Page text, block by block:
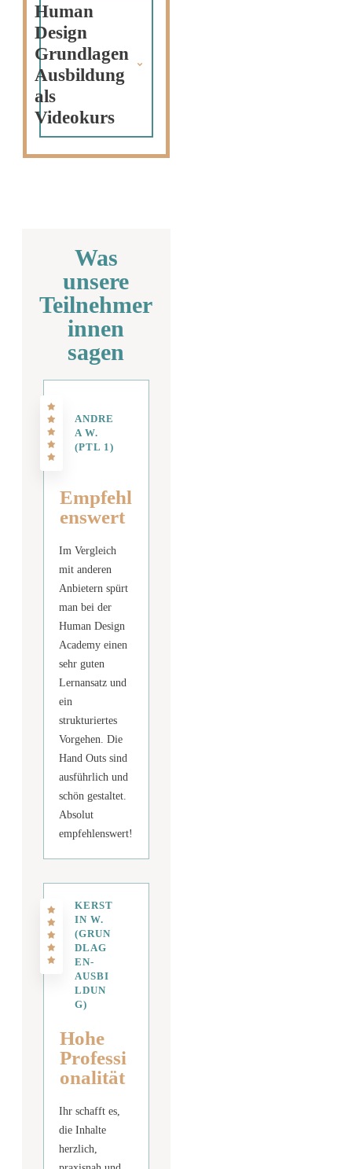
Human
Design
Grundlagen
Ausbildung
als
Videokurs
Was
unsere
Teilnehmer
innen
sagen
ANDRE
A W.
(PTL 1)
Empfehl
enswert
Im Vergleich
mit anderen
Anbietern spürt
man bei der
Human Design
Academy einen
sehr guten
Lernansatz und
ein
strukturiertes
Vorgehen. Die
Hand Outs sind
ausführlich und
schön gestaltet.
Absolut
empfehlenswert!
KERST
IN W.
(GRUN
DLAG
EN-
AUSBI
LDUN
G)
Hohe
Professi
onalität
Ihr schafft es,
die Inhalte
herzlich,